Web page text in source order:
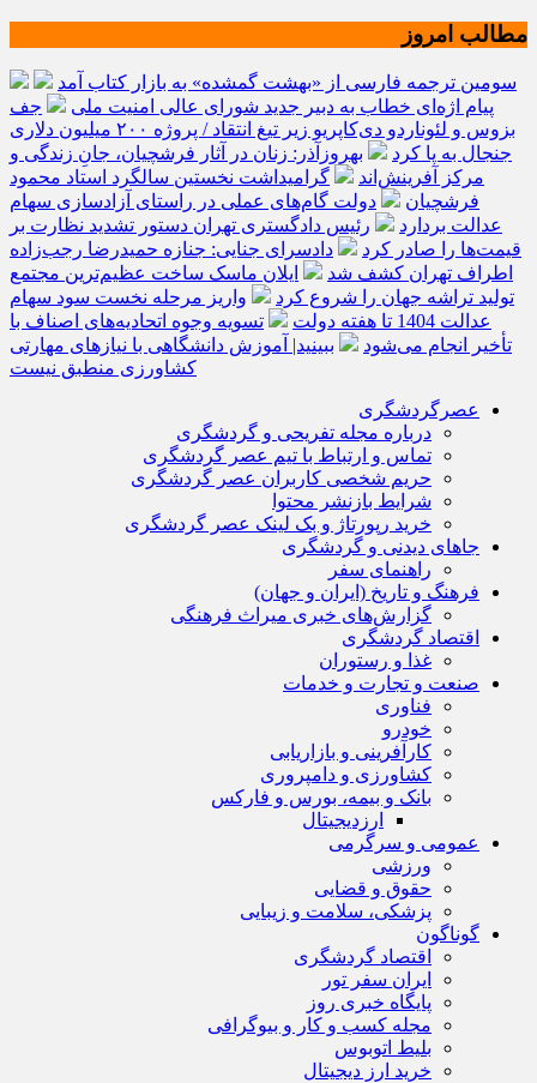
مطالب امروز
سومین ترجمه فارسی از «بهشت گمشده» به بازار کتاب آمد
پیام اژه‌ای خطاب به دبیر جدید شورای عالی امنیت ملی
جف
بزوس و لئوناردو دی‌کاپریو زیر تیغ انتقاد / پروژه ۲۰۰ میلیون دلاری
جنجال به پا کرد
بهروزآذر: زنان در آثار فرشچیان، جانِ زندگی و
مرکز آفرینش‌اند
گرامیداشت نخستین سالگرد استاد محمود
فرشچیان
دولت گام‌های عملی در راستای آزادسازی سهام
عدالت بردارد
رئیس دادگستری تهران دستور تشدید نظارت بر
قیمت‌ها را صادر کرد
دادسرای جنایی: جنازه حمیدرضا رجب‌زاده
اطراف تهران کشف شد
ایلان ماسک ساخت عظیم‌ترین مجتمع
تولید تراشه جهان را شروع کرد
واریز مرحله نخست سود سهام
عدالت 1404 تا هفته دولت
تسویه وجوه اتحادیه‌های اصناف با
تأخیر انجام می‌شود
ببینید| آموزش دانشگاهی با نیازهای مهارتی
کشاورزی منطبق نیست
عصرگردشگری
درباره مجله تفریحی و گردشگری
تماس و ارتباط با تیم عصر گردشگری
حریم شخصی کاربران عصر گردشگری
شرایط بازنشر محتوا
خرید رپورتاژ و بک لینک عصر گردشگری
جاهای دیدنی و گردشگری
راهنمای سفر
فرهنگ و تاریخ (ایران و جهان)
گزارش‌های خبری میراث فرهنگی
اقتصاد گردشگری
غذا و رستوران
صنعت و تجارت و خدمات
فناوری
خودرو
کارآفرینی و بازاریابی
کشاورزی و دامپروری
بانک و بیمه، بورس و فارکس
ارزدیجیتال
عمومی و سرگرمی
ورزشی
حقوق و قضایی
پزشکی، سلامت و زیبایی
گوناگون
اقتصاد گردشگری
ایران سفر تور
پایگاه خبری روز
مجله کسب و کار و بیوگرافی
بلیط اتوبوس
خرید ارز دیجیتال